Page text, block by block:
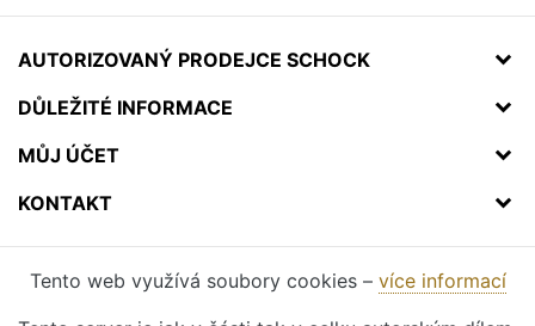
AUTORIZOVANÝ PRODEJCE SCHOCK
DŮLEŽITÉ INFORMACE
MŮJ ÚČET
KONTAKT
Tento web využívá soubory cookies – více informací